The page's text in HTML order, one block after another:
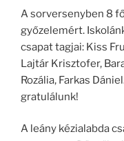
A sorversenyben 8
győzelemért.
csapat tagjai: Kiss
Lajtár Krisztofer,
Rozália, Farkas
gratulálunk!
A leány kézialabda